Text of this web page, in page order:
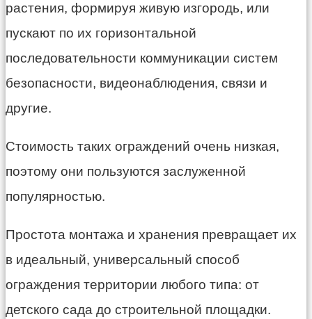
растения, формируя живую изгородь, или
пускают по их горизонтальной
последовательности коммуникации систем
безопасности, видеонаблюдения, связи и
другие.
Стоимость таких ограждений очень низкая,
поэтому они пользуются заслуженной
популярностью.
Простота монтажа и хранения превращает их
в идеальный, универсальный способ
ограждения территории любого типа: от
детского сада до строительной площадки.